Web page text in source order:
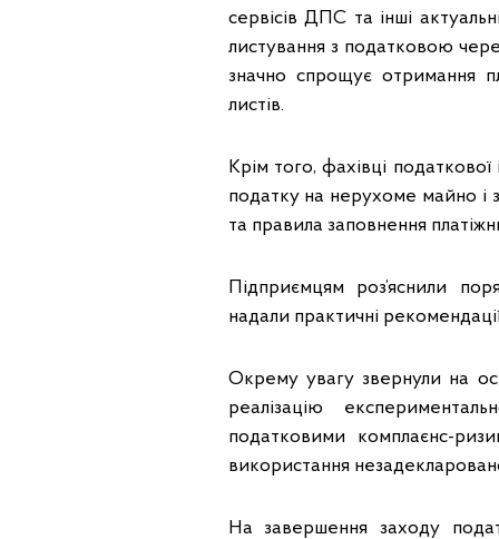
сервісів ДПС та інші
листування з податковою
значно спрощує отримання
листів.
Крім того, фахівці
податку на нерухоме майно і
та правила заповнення
Підприємцям роз’яснили
надали практичні
Окрему увагу звернули на
реалізацію
податковими комплаєнс-
використання
На завершення заходу